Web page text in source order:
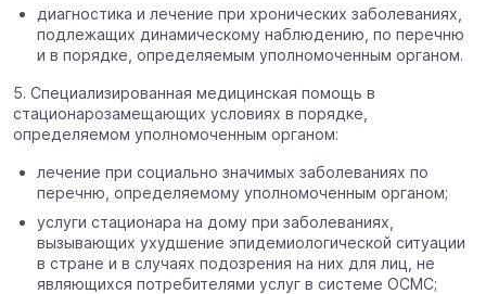
диагностика и лечение при хронических заболеваниях,
подлежащих динамическому наблюдению, по перечню
и в порядке, определяемым уполномоченным органом.
5. Специализированная медицинская помощь в
стационарозамещающих условиях в порядке,
определяемом уполномоченным органом:
лечение при социально значимых заболеваниях по
перечню, определяемому уполномоченным органом;
услуги стационара на дому при заболеваниях,
вызывающих ухудшение эпидемиологической ситуации
в стране и в случаях подозрения на них для лиц, не
являющихся потребителями услуг в системе ОСМС;